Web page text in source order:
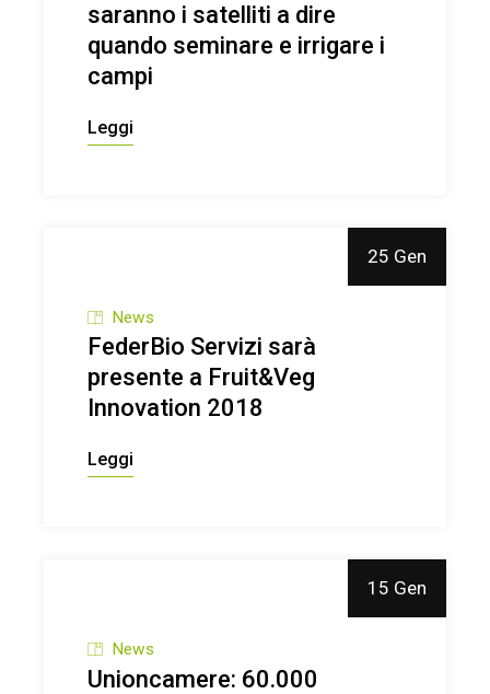
saranno i satelliti a dire
quando seminare e irrigare i
campi
Leggi
25 Gen
News
FederBio Servizi sarà
presente a Fruit&Veg
Innovation 2018
Leggi
15 Gen
News
Unioncamere: 60.000